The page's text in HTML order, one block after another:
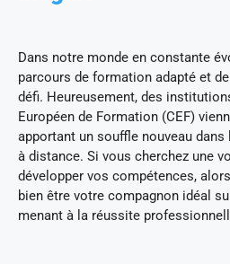
Dans notre monde en constante
parcours de formation adapté et
défi. Heureusement, des
Européen de Formation (CEF)
apportant un souffle nouveau dans
à distance. Si vous cherchez une
développer vos compétences,
bien être votre compagnon idéal
menant à la réussite